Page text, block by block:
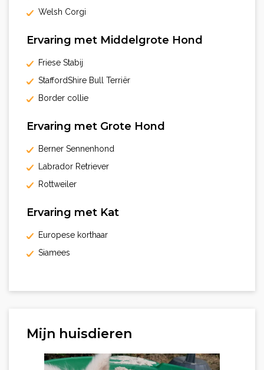
Welsh Corgi
Ervaring met Middelgrote Hond
Friese Stabij
StaffordShire Bull Terriër
Border collie
Ervaring met Grote Hond
Berner Sennenhond
Labrador Retriever
Rottweiler
Ervaring met Kat
Europese korthaar
Siamees
Mijn huisdieren